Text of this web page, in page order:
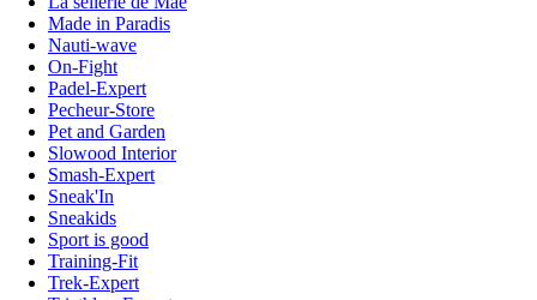
Made in Paradis
Nauti-wave
On-Fight
Padel-Expert
Pecheur-Store
Pet and Garden
Slowood Interior
Smash-Expert
Sneak'In
Sneakids
Sport is good
Training-Fit
Trek-Expert